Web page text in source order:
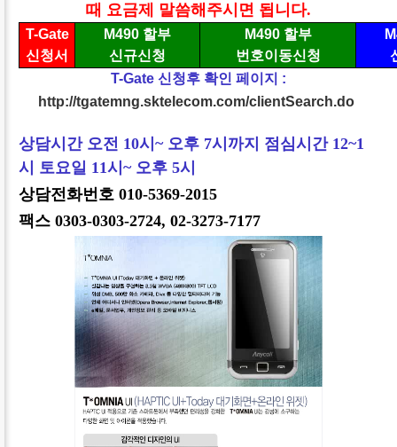
때 요금제 말씀해주시면 됩니다.
T-Gate
신청서
M490 할부
신규신청
M490 할부
번호이동신청
T-Gate 신청후 확인 페이지 :
http://tgatemng.sktelecom.com/clientSearch.do
상담시간 오전 10시~ 오후 7시까지 점심시간 12~1
시 토요일 11시~ 오후 5시
상담전화번호 010-5369-2015
팩스 0303-0303-2724, 02-3273-7177